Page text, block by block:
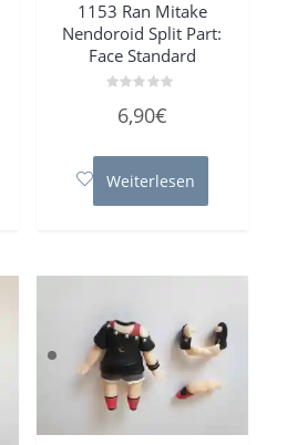
1153 Ran Mitake
Nendoroid Split Part:
Face Standard
mit
5
6,90€
Weiterlesen